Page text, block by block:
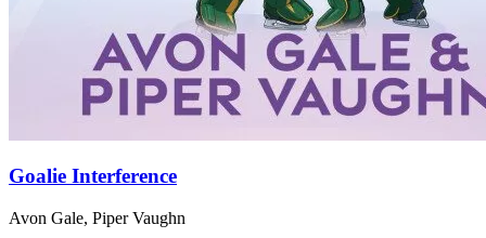
Goalie Interference
Avon Gale, Piper Vaughn